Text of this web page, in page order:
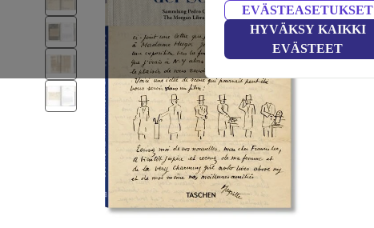
EVÄSTEASETUKSET
HYVÄKSY KAIKKI
EVÄSTEET